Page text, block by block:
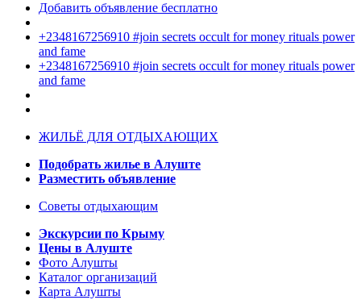
Добавить объявление бесплатно
+2348167256910 #join secrets occult for money rituals power
and fame
+2348167256910 #join secrets occult for money rituals power
and fame
ЖИЛЬЁ ДЛЯ ОТДЫХАЮЩИХ
Подобрать жилье в Алуште
Разместить объявление
Советы отдыхающим
Экскурсии по Крыму
Цены в Алуште
Фото Алушты
Каталог организаций
Карта Алушты